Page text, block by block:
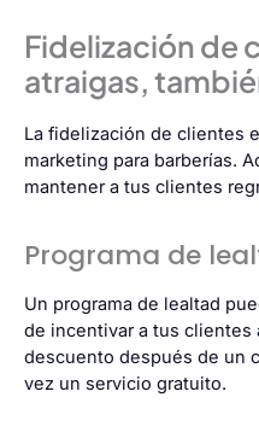
Fidelización de
atraigas,
La fidelización de clientes
marketing para barberías.
mantener a tus clientes
Programa de
Un programa de lealtad
de incentivar a tus clientes
descuento después de un
vez un servicio gratuito.